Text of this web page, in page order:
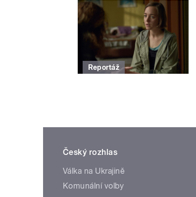
Reportáž
Český rozhlas
Válka na Ukrajině
Komunální volby